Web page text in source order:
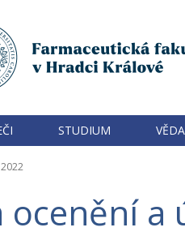
STUDIUM
2022
ocenění a